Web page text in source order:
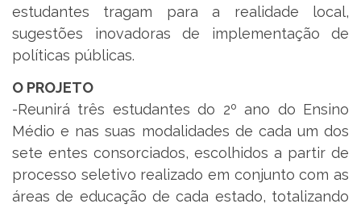
estudantes tragam para a realidade local,
sugestões inovadoras de implementação de
políticas públicas.
O PROJETO
-Reunirá três estudantes do 2º ano do Ensino
Médio e nas suas modalidades de cada um dos
sete entes consorciados, escolhidos a partir de
processo seletivo realizado em conjunto com as
áreas de educação de cada estado, totalizando